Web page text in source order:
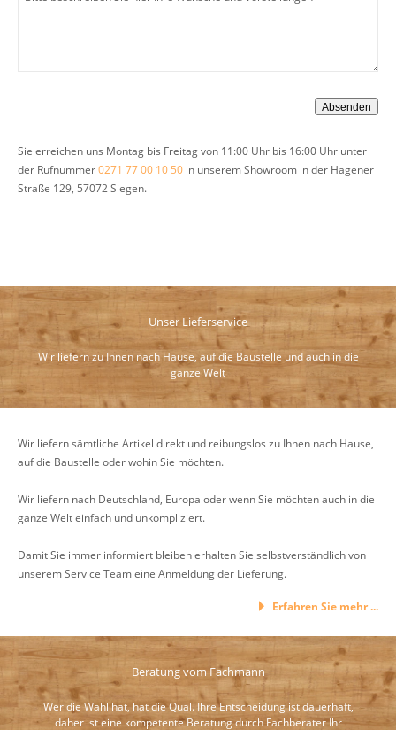
Sie erreichen uns Montag bis Freitag von 11:00 Uhr bis 16:00 Uhr unter
der Rufnummer0271 77 00 10 50 in unserem Showroom in der Hagener
Straße 129, 57072 Siegen.
Unser Lieferservice
Wir liefern zu Ihnen nach Hause, auf die Baustelle und auch in die
ganze Welt
Wir liefern sämtliche Artikel direkt und reibungslos zu Ihnen nach Hause,
auf die Baustelle oder wohin Sie möchten.
Wir liefern nach Deutschland, Europa oder wenn Sie möchten auch in die
ganze Welt einfach und unkompliziert.
Damit Sie immer informiert bleiben erhalten Sie selbstverständlich von
unserem Service Team eine Anmeldung der Lieferung.
Erfahren Sie mehr ...
Beratung vom Fachmann
Wer die Wahl hat, hat die Qual. Ihre Entscheidung ist dauerhaft,
daher ist eine kompetente Beratung durch Fachberater Ihr